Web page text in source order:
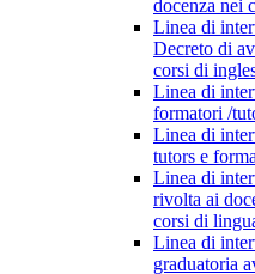
docenza nei
Linea di
Decreto di
corsi di
Linea di
formatori /
Linea di
tutors e
Linea di
rivolta ai
corsi di
Linea di
graduatoria